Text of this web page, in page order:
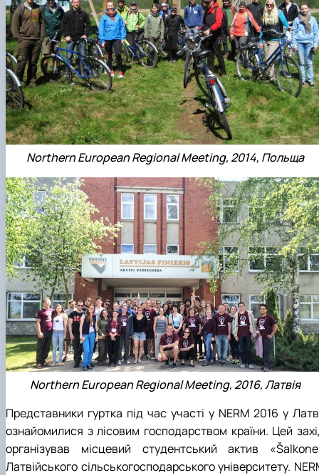
Northern European Regional Meeting, 2014, Польща
Northern European Regional Meeting, 2016, Латвія
Представники гуртка під час участі у NERM 2016 у
ознайомилися з лісовим господарством країни. Цей
організував місцевий студентський актив
Латвійського сільськогосподарського університету.